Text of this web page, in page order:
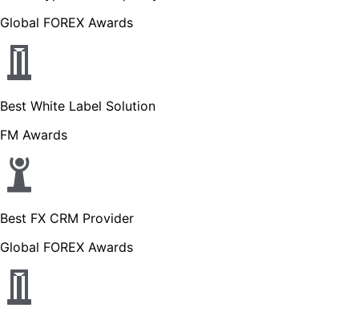
Global FOREX Awards
Best White Label Solution
FM Awards
Best FX CRM Provider
Global FOREX Awards